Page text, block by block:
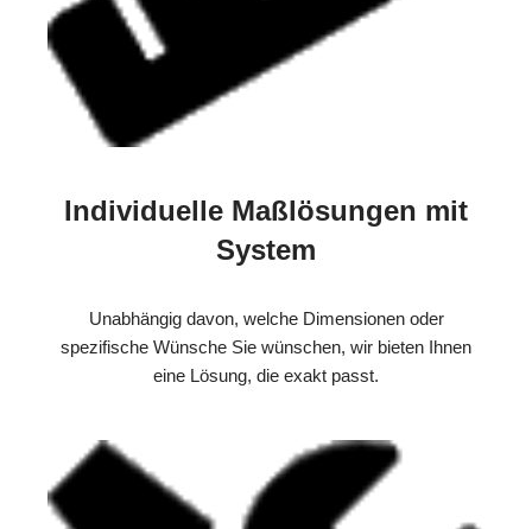
Individuelle Maßlösungen mit
System
Unabhängig davon, welche Dimensionen oder
spezifische Wünsche Sie wünschen, wir bieten Ihnen
eine Lösung, die exakt passt.